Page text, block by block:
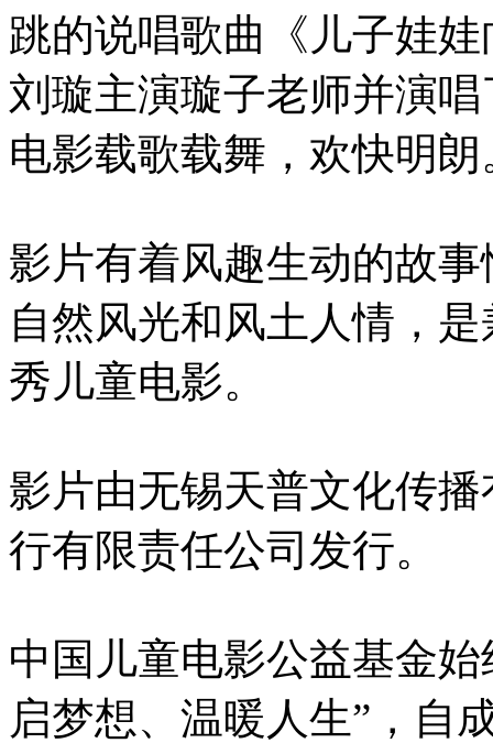
跳的说唱歌曲《儿子娃
刘璇主演璇子老师并演
电影载歌载舞，欢快明朗
影片有着风趣生动的故
自然风光和风土人情，
秀儿童电影。
影片由无锡天普文化传
行有限责任公司发行。
中国儿童电影公益基金
启梦想、温暖人生”，自